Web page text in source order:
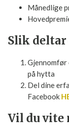
avfall på en
Vi oppfordrer
og tips i vårt
bilder av dine
konkurransen om
Månedlige
Slik deltar